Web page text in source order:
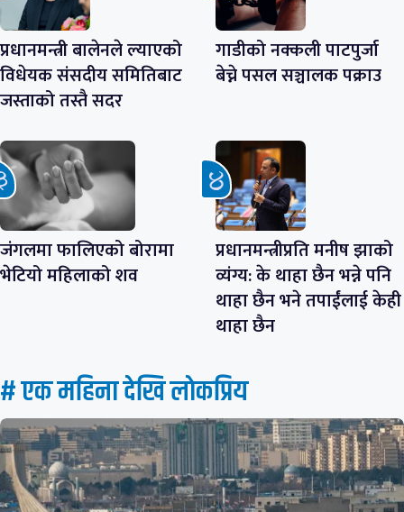
प्रधानमन्त्री बालेनले ल्याएको
विधेयक संसदीय समितिबाट
जस्ताको तस्तै सदर
गाडीको नक्कली पाटपुर्जा
बेच्ने पसल सञ्चालक पक्राउ
जंगलमा फालिएको बोरामा
भेटियो महिलाको शव
प्रधानमन्त्रीप्रति मनीष झाको
व्यंग्य: के थाहा छैन भन्ने पनि
थाहा छैन भने तपाईंलाई केही
थाहा छैन
# एक महिना देखि लाेकप्रिय